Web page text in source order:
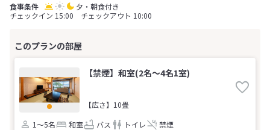
夕・朝食付き
チェックイン 15:00 チェックアウト 10:00
【禁煙】和室(2名～4名1室)
【広さ】10畳
1～5名
和室 バス トイレ 禁煙